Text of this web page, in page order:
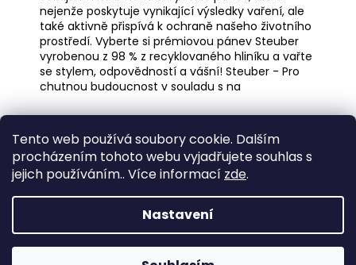
Tento web používá soubory cookie. Dalším
procházením tohoto webu vyjadřujete souhlas s
jejich používáním.. Více informací zde.
Nastavení
nejenže poskytuje vynikající výsledky vaření, ale
také aktivně přispívá k ochraně našeho životního
prostředí. Vyberte si prémiovou pánev Steuber
vyrobenou z 98 % z recyklovaného hliníku a vařte
se stylem, odpovědností a vášní! Steuber - Pro
chutnou budoucnost v souladu s na
Z
a
Medic Czech
Vytvořil Shoptet